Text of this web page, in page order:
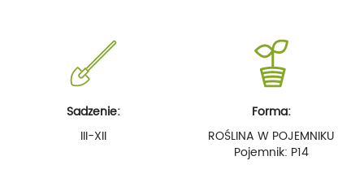
Sadzenie:
III-XII
Forma:
ROŚLINA W POJEMNIKU
Pojemnik: P14